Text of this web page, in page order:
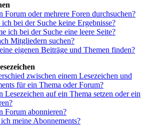
Forum oder mehrere Foren durchsuchen?
bei der Suche keine Ergebnisse?
ich bei der Suche eine leere Seite?
Mitgliedern suchen?
eigenen Beiträge und Themen finden?
zwischen einem Lesezeichen und
für ein Thema oder Forum?
Lesezeichen auf ein Thema setzen oder ein
Forum abonnieren?
meine Abonnements?